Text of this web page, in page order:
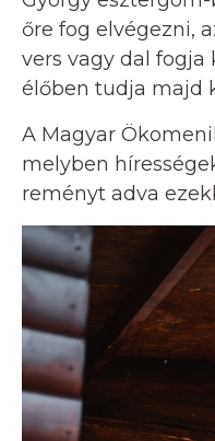
őre fog elvégezni,
vers vagy dal
élőben tudja majd
A Magyar
melyben
reményt adva